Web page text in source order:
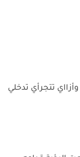
تتجرأي تدخلي